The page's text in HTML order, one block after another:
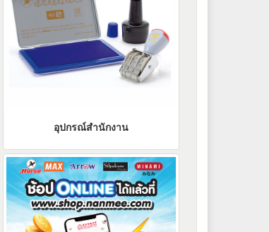
อุปกรณ์สำนักงาน